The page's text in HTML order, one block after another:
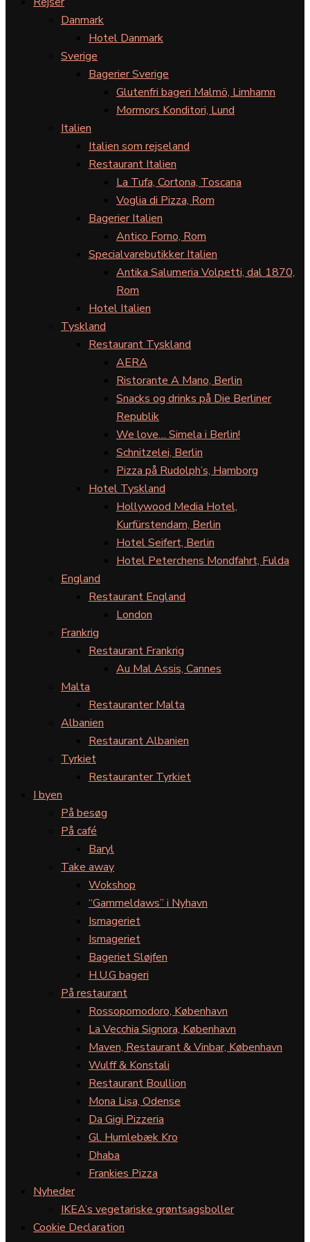
Danmark
Hotel Danmark
Sverige
Bagerier Sverige
Glutenfri bageri Malmö, Limhamn
Mormors Konditori, Lund
Italien
Italien som rejseland
Restaurant Italien
La Tufa, Cortona, Toscana
Voglia di Pizza, Rom
Bagerier Italien
Antico Forno, Rom
Specialvarebutikker Italien
Antika Salumeria Volpetti, dal 1870,
Rom
Hotel Italien
Tyskland
Restaurant Tyskland
AERA
Ristorante A Mano, Berlin
Snacks og drinks på Die Berliner
Republik
We love… Simela i Berlin!
Schnitzelei, Berlin
Pizza på Rudolph’s, Hamborg
Hotel Tyskland
Hollywood Media Hotel,
Kurfürstendam, Berlin
Hotel Seifert, Berlin
Hotel Peterchens Mondfahrt, Fulda
England
Restaurant England
London
Frankrig
Restaurant Frankrig
Au Mal Assis, Cannes
Malta
Restauranter Malta
Albanien
Restaurant Albanien
Tyrkiet
Restauranter Tyrkiet
I byen
På besøg
På café
Baryl
Take away
Wokshop
“Gammeldaws” i Nyhavn
Ismageriet
Ismageriet
Bageriet Sløjfen
H.U.G bageri
På restaurant
Rossopomodoro, København
La Vecchia Signora, København
Maven, Restaurant & Vinbar, København
Wulff & Konstali
Restaurant Boullion
Mona Lisa, Odense
Da Gigi Pizzeria
Gl. Humlebæk Kro
Dhaba
Frankies Pizza
Nyheder
IKEA’s vegetariske grøntsagsboller
Cookie Declaration